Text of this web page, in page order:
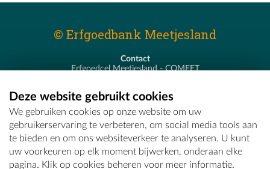
© Erfgoedbank Meetjesland
Contact
Erfgoedcel Meetjesland - COMEET
T - 09 373 75 96
E -erfgoedcel@comeet.be
Deze website gebruikt cookies
We gebruiken cookies op onze website om uw
gebruikerservaring te verbeteren, om social media tools aan
te bieden en om ons websiteverkeer te analyseren. U kunt
uw voorkeuren op elk moment bijwerken, onderaan elke
pagina. Klik op cookies beheren voor meer informatie.